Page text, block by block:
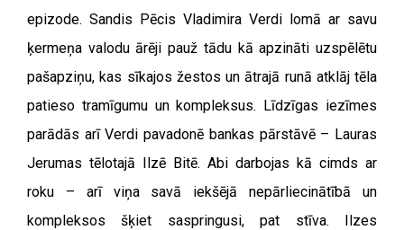
epizode. Sandis Pēcis Vladimira Verdi lomā ar savu
ķermeņa valodu ārēji pauž tādu kā apzināti uzspēlētu
pašapziņu, kas sīkajos žestos un ātrajā runā atklāj tēla
patieso tramīgumu un kompleksus. Līdzīgas iezīmes
parādās arī Verdi pavadonē bankas pārstāvē – Lauras
Jerumas tēlotajā Ilzē Bitē. Abi darbojas kā cimds ar
roku – arī viņa savā iekšējā nepārliecinātībā un
kompleksos šķiet saspringusi, pat stīva. Ilzes